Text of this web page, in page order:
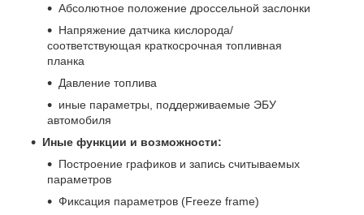
Абсолютное положение дроссельной заслонки
Напряжение датчика кислорода/
соответствующая краткосрочная топливная
планка
Давление топлива
иные параметры, поддерживаемые ЭБУ
автомобиля
Иные функции и возможности:
Построение графиков и запись считываемых
параметров
Фиксация параметров (Freeze frame)